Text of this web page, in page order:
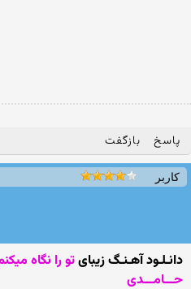
پاسخ بازگفت
کاربر
دانـلـود آهـنـگ زیبایتو را نگاه
حـــامـــدی